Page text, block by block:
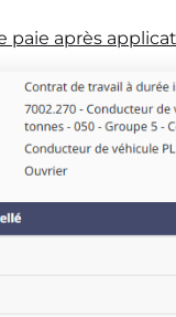
paie après